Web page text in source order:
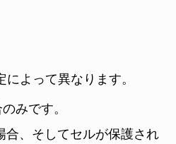
によって異なります。
みです。
合、そしてセルが保護され